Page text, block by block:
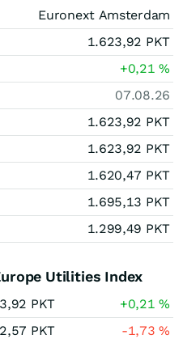
Euronext Amsterdam
1.623,92 PKT
+0,21%
07.08.26
1.623,92 PKT
1.623,92 PKT
1.620,47 PKT
1.695,13 PKT
1.299,49 PKT
Utilities Index
PKT +0,21%
PKT -1,73%